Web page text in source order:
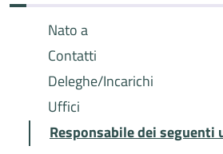
Nato a
Contatti
Deleghe/Incarichi
Uffici
Responsabile dei seguenti